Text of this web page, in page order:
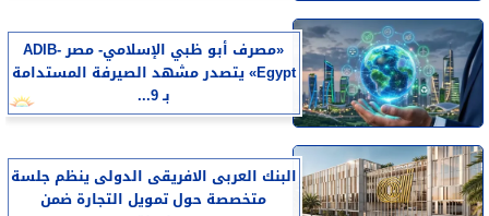
«مصرف أبو ظبي الإسلامي- مصر ADIB-
Egypt» يتصدر مشهد الصيرفة المستدامة
بـ 9...
البنك العربى الافريقى الدولى ينظم جلسة
متخصصة حول تمويل التجارة ضمن